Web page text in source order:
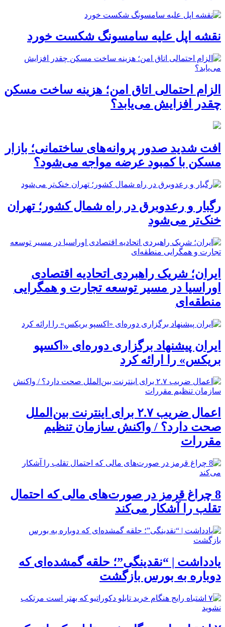
نقشه اپل علیه سامسونگ شکست خورد
الزام احتمالی اتاق امن؛ هزینه ساخت مسکن
چقدر افزایش می‌یابد؟
افت شدید صدور پروانه‌های ساختمانی؛ بازار
مسکن با کمبود عرضه مواجه می‌شود؟
رگبار و رعدوبرق در راه شمال کشور؛ تهران
خنک‌تر می‌شود
ایران؛ شریک راهبردی اتحادیه اقتصادی
اوراسیا در مسیر توسعه تجارت و همگرایی
منطقه‌ای
ایران پیشنهاد برگزاری دوره‌ای «اکسپو
بریکس» را ارائه کرد
اعمال ضریب ۲.۷ برای اینترنت بین‌الملل
صحت دارد؟ / واکنش سازمان تنظیم
مقررات
8 چراغ قرمز در صورت‌های مالی که احتمال
تقلب را آشکار می‌کند
یادداشت | “نقدینگی”؛ حلقه گمشده‌ای که
دوباره به بورس بازگشت